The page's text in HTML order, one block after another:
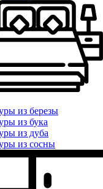
из березы
из бука
из дуба
из сосны